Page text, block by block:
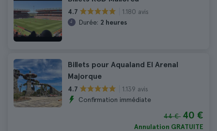
4.7
1.180 avis
Durée: 2 heures
Billets pour Aqualand El Arenal
Majorque
4.7
1.139 avis
Confirmation immédiate
44 € 40 €
Annulation GRATUITE